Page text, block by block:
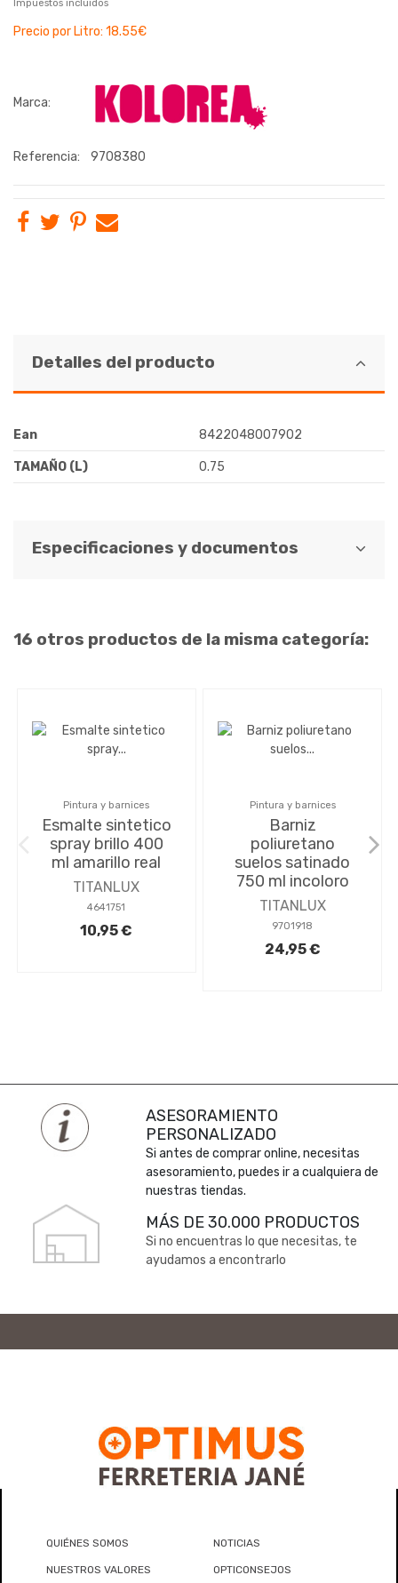
Impuestos incluidos
Precio por Litro: 18.55€
Marca:
Referencia: 9708380
Detalles del producto
Ean 8422048007902
TAMAÑO (L) 0.75
Especificaciones y documentos
16 otros productos de la misma categoría:
Pintura y barnices
Esmalte sintetico
spray brillo 400
ml amarillo real
TITANLUX
4641751
10,95 €
Pintura y barnices
Barniz
poliuretano
suelos satinado
750 ml incoloro
TITANLUX
9701918
24,95 €
ASESORAMIENTO
PERSONALIZADO
Si antes de comprar online, necesitas
asesoramiento, puedes ir a cualquiera de
nuestras tiendas.
MÁS DE 30.000 PRODUCTOS
Si no encuentras lo que necesitas, te
ayudamos a encontrarlo
QUIÉNES SOMOS NOTICIAS
NUESTROS VALORES OPTICONSEJOS